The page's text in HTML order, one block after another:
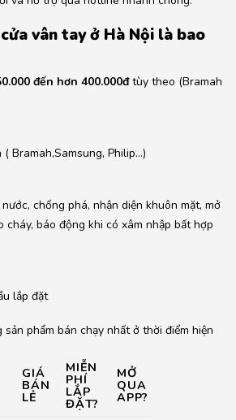
vân tay ở Hà Nội là bao
đến hơn 400.000đtùy theo (Bramah
Bramah,Samsung, Philip…)
chống phá, nhận diện khuôn mặt, mở
cháy, báo động khi có xâm nhập bất hợp
lắp đặt
sản phẩm bán chạy nhất ở thời điểm hiện
GIÁ
BÁN
LẺ
MIỄN
PHÍ
LẮP
ĐẶT?
MỞ
QUA
APP?